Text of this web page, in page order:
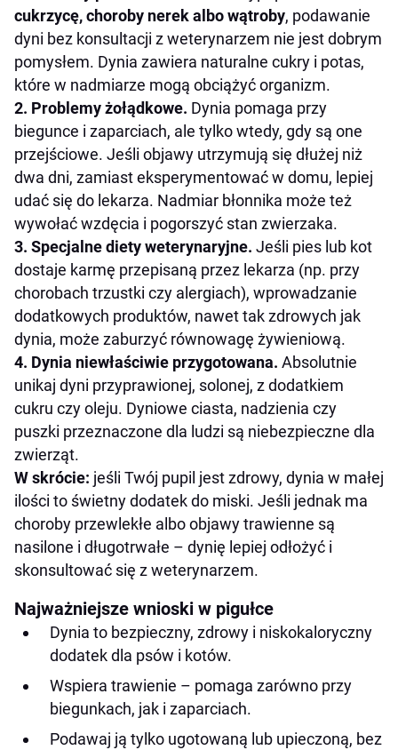
cukrzycę, choroby nerek albo wątroby, podawanie
dyni bez konsultacji z weterynarzem nie jest dobrym
pomysłem. Dynia zawiera naturalne cukry i potas,
które w nadmiarze mogą obciążyć organizm.
2. Problemy żołądkowe. Dynia pomaga przy
biegunce i zaparciach, ale tylko wtedy, gdy są one
przejściowe. Jeśli objawy utrzymują się dłużej niż
dwa dni, zamiast eksperymentować w domu, lepiej
udać się do lekarza. Nadmiar błonnika może też
wywołać wzdęcia i pogorszyć stan zwierzaka.
3. Specjalne diety weterynaryjne. Jeśli pies lub kot
dostaje karmę przepisaną przez lekarza (np. przy
chorobach trzustki czy alergiach), wprowadzanie
dodatkowych produktów, nawet tak zdrowych jak
dynia, może zaburzyć równowagę żywieniową.
4. Dynia niewłaściwie przygotowana. Absolutnie
unikaj dyni przyprawionej, solonej, z dodatkiem
cukru czy oleju. Dyniowe ciasta, nadzienia czy
puszki przeznaczone dla ludzi są niebezpieczne dla
zwierząt.
W skrócie: jeśli Twój pupil jest zdrowy, dynia w małej
ilości to świetny dodatek do miski. Jeśli jednak ma
choroby przewlekłe albo objawy trawienne są
nasilone i długotrwałe – dynię lepiej odłożyć i
skonsultować się z weterynarzem.
Najważniejsze wnioski w pigułce
Dynia to bezpieczny, zdrowy i niskokaloryczny
dodatek dla psów i kotów.
Wspiera trawienie – pomaga zarówno przy
biegunkach, jak i zaparciach.
Podawaj ją tylko ugotowaną lub upieczoną, bez